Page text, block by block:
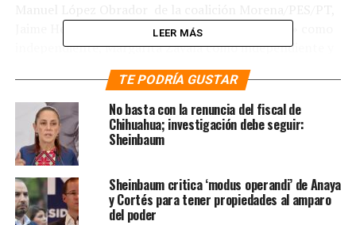
Jaime Heliodoro Rodríguez Calderón «El Bronco» como
independiente, Margarita Zavala como independiente y
Armando Ríos Píter como independiente , ¿por cuál
coalición o candidato votaría usted?»
El dirigente de Morena se coloca en la primera posición,
con 35 por ciento de la preferencia al cierre de febrero,
un punto más en relación con el mes anterior, cuando
sumó 34 por ciento.
LEER MÁS
TE PODRÍA GUSTAR
No basta con la renuncia del fiscal de
Chihuahua; investigación debe seguir:
Sheinbaum
Sheinbaum critica ‘modus operandi’ de Anaya
y Cortés para tener propiedades al amparo
del poder